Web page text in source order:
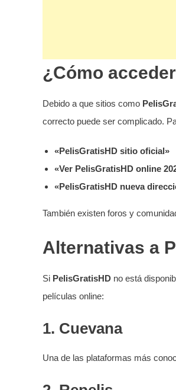
¿Cómo
Debido a que sitios como
correcto puede ser complicado.
«PelisGratisHD sitio oficial»
«Ver PelisGratisHD online
«PelisGratisHD nueva
También existen foros y
Alternativas a
Si PelisGratisHD no está
películas online:
1. Cuevana
Una de las plataformas más